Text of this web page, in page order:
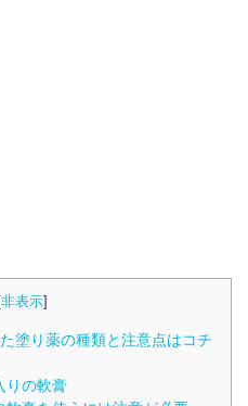
[非表示]
塗り薬の種類と注意点はコチ
りの軟膏